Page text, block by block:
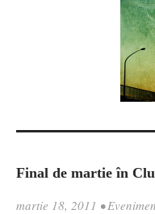
Final de martie în
martie 18, 2011 •